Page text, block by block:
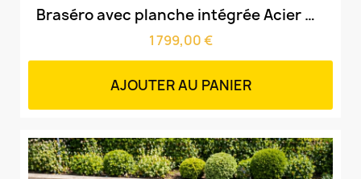
Aperçu rapide Braséro avec planche intégrée Acier Corten Brut & cuve 70cm & grille amovible
1 799,00 €
AJOUTER AU PANIER